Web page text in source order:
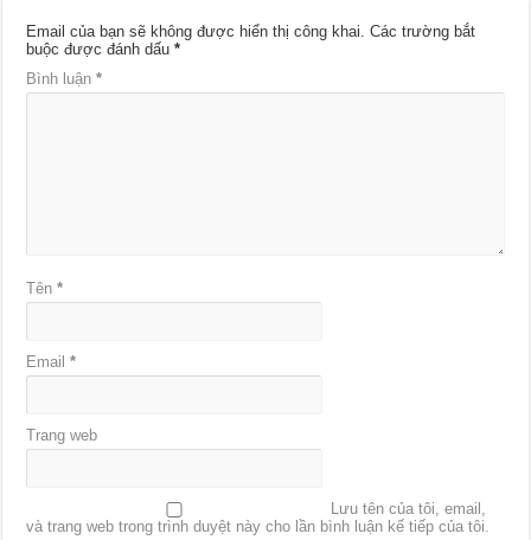
Email của bạn sẽ không được hiển thị công khai. Các trường bắt
buộc được đánh dấu*
Bình luận*
Tên*
Email*
Trang web
Lưu tên của tôi, email,
và trang web trong trình duyệt này cho lần bình luận kế tiếp của tôi.